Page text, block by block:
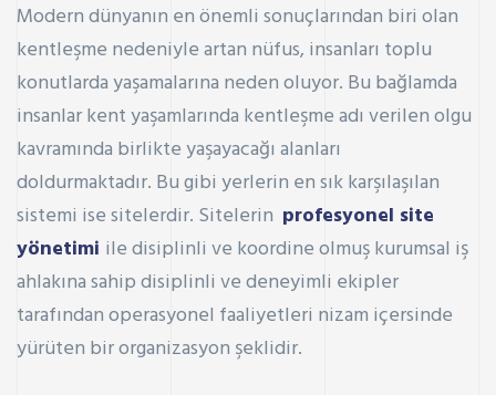
Modern dünyanın en önemli sonuçlarından biri olan
kentleşme nedeniyle artan nüfus, insanları toplu
konutlarda yaşamalarına neden oluyor. Bu bağlamda
insanlar kent yaşamlarında kentleşme adı verilen olgu
kavramında birlikte yaşayacağı alanları
doldurmaktadır. Bu gibi yerlerin en sık karşılaşılan
sistemi ise sitelerdir. Sitelerin profesyonel site
yönetimi ile disiplinli ve koordine olmuş kurumsal iş
ahlakına sahip disiplinli ve deneyimli ekipler
tarafından operasyonel faaliyetleri nizam içersinde
yürüten bir organizasyon şeklidir.